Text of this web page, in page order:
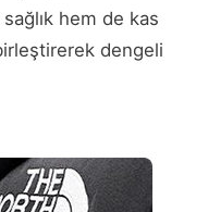
hem de kas
dengeli